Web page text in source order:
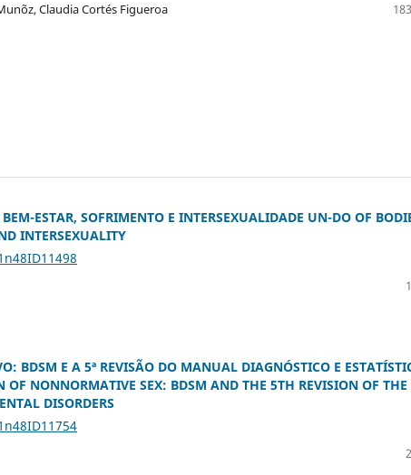
Claudia Cortés Figueroa
ESTAR, SOFRIMENTO E INTERSEXUALIDADE UN-DO OF
INTERSEXUALITY
BDSM E A 5ª REVISÃO DO MANUAL DIAGNÓSTICO E
OF NONNORMATIVE SEX: BDSM AND THE 5TH REVISION OF THE
DISORDERS